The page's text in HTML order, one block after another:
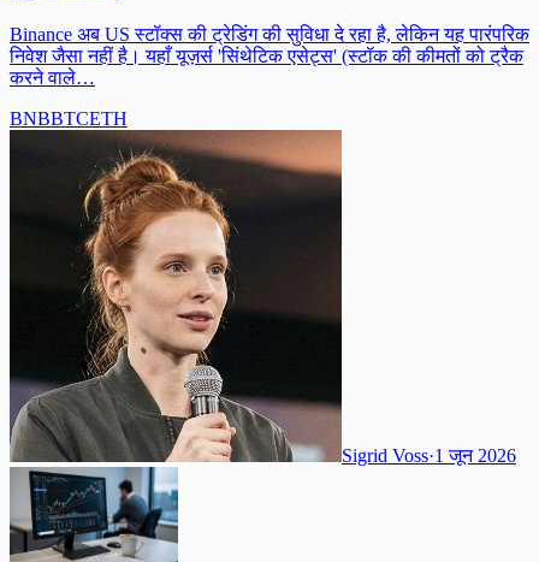
Binance अब US स्टॉक्स की ट्रेडिंग की सुविधा दे रहा है, लेकिन यह पारंपरिक
निवेश जैसा नहीं है। यहाँ यूज़र्स 'सिंथेटिक एसेट्स' (स्टॉक की कीमतों को ट्रैक
करने वाले…
BNBBTCETH
Sigrid Voss·1 जून 2026